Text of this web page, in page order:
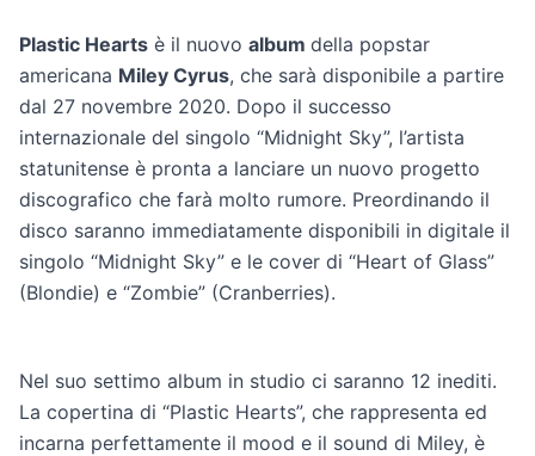
Plastic Hearts è il nuovo album della popstar
americana Miley Cyrus, che sarà disponibile a partire
dal 27 novembre 2020. Dopo il successo
internazionale del singolo “Midnight Sky”, l’artista
statunitense è pronta a lanciare un nuovo progetto
discografico che farà molto rumore. Preordinando il
disco saranno immediatamente disponibili in digitale il
singolo “Midnight Sky” e le cover di “Heart of Glass”
(Blondie) e “Zombie” (Cranberries).
Nel suo settimo album in studio ci saranno 12 inediti.
La copertina di “Plastic Hearts”, che rappresenta ed
incarna perfettamente il mood e il sound di Miley, è